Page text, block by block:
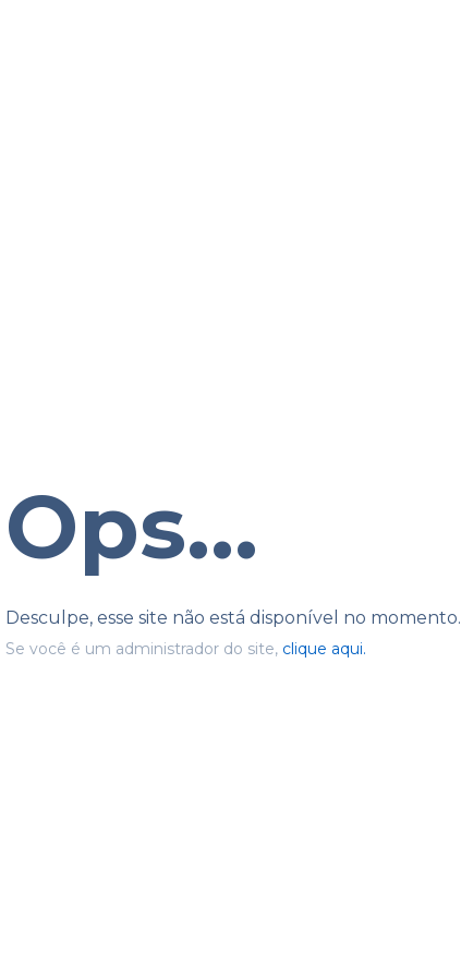
Ops...
Desculpe, esse site não está disponível no momento.
Se você é um administrador do site, clique aqui.